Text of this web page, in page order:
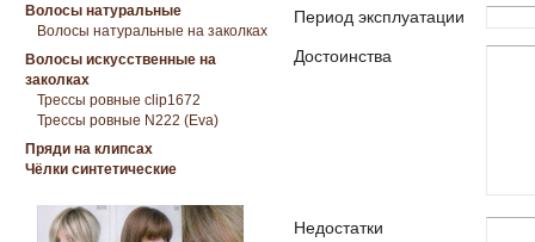
Волосы натуральные
Волосы натуральные на заколках
Волосы искусственные на
заколках
Трессы ровные clip1672
Трессы ровные N222 (Eva)
Пряди на клипсах
Чёлки синтетические
Период эксплуатации
Достоинства
Недостатки